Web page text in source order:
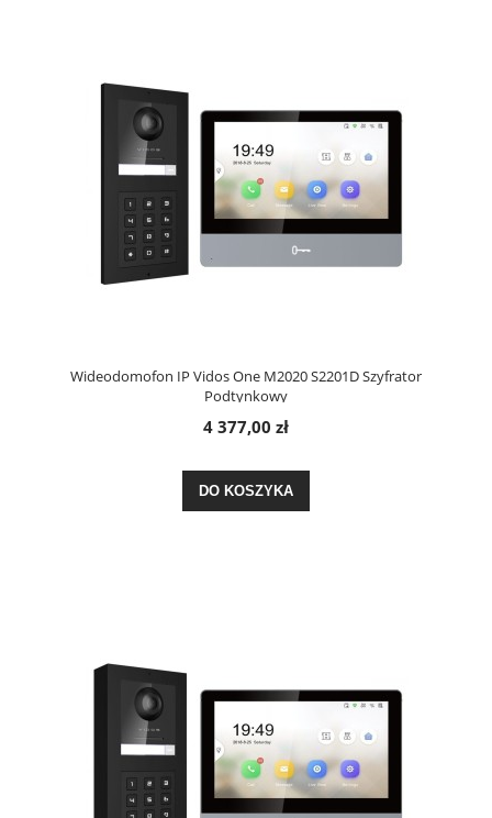
Wideodomofon IP Vidos One M2020 S2201D Szyfrator
Podtynkowy
4 377,00 zł
DO KOSZYKA